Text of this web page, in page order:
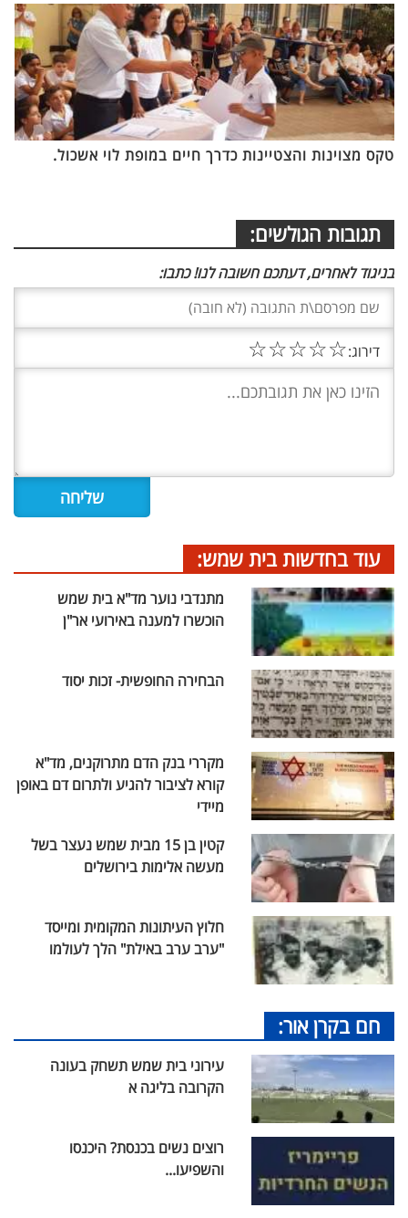
טקס מצוינות והצטיינות כדרך חיים במופת לוי אשכול.
תגובות הגולשים:
בניגוד לאחרים, דעתכם חשובה לנו! כתבו:
דירוג:☆
☆
☆
☆
☆
עוד בחדשות בית שמש:
מתנדבי נוער מד"א בית שמש
הוכשרו למענה באירועי אר"ן
הבחירה החופשית- זכות יסוד
מקררי בנק הדם מתרוקנים, מד"א
קורא לציבור להגיע ולתרום דם באופן
מיידי
קטין בן 15 מבית שמש נעצר בשל
מעשה אלימות בירושלים
חלוץ העיתונות המקומית ומייסד
"ערב ערב באילת" הלך לעולמו
חם בקרן אור:
עירוני בית שמש תשחק בעונה
הקרובה בליגה א
רוצים נשים בכנסת? היכנסו
והשפיעו...